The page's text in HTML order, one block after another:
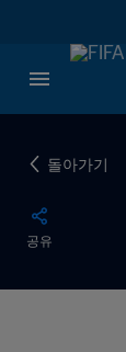
돌아가기
공유